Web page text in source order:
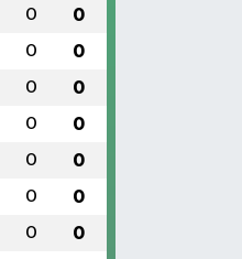
0 0
0 0
0 0
0 0
0 0
0 0
0 0